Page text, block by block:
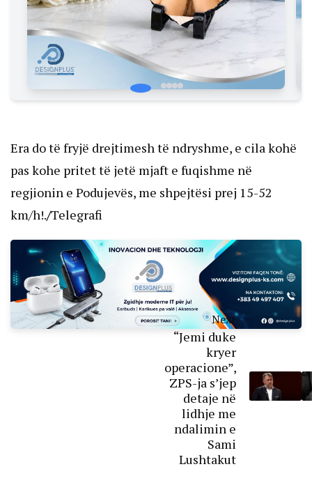
Era do të fryjë drejtimesh të ndryshme, e cila kohë
pas kohe pritet të jetë mjaft e fuqishme në
regjionin e Podujevës, me shpejtësi prej 15-52
km/h!./Telegrafi
Next
“Jemi duke
kryer
operacione”,
ZPS-ja s’jep
detaje në
lidhje me
ndalimin e
Sami
Lushtakut